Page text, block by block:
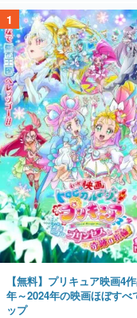
1
【無料】プリキュア映画4
年～2024年の映画ほぼす
ップ